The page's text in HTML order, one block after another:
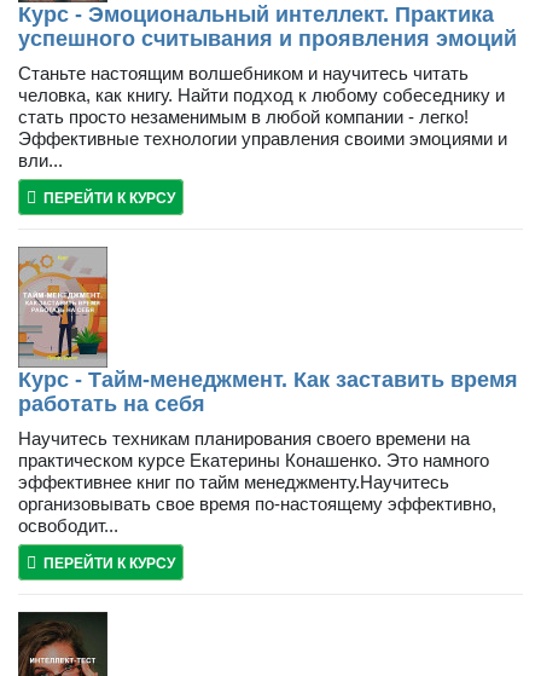
Курс - Эмоциональный интеллект. Практика
успешного считывания и проявления эмоций
Станьте настоящим волшебником и научитесь читать
человка, как книгу. Найти подход к любому собеседнику и
стать просто незаменимым в любой компании - легко!
Эффективные технологии управления своими эмоциями и
вли...
ПЕРЕЙТИ К КУРСУ
Курс - Тайм-менеджмент. Как заставить время
работать на себя
Научитесь техникам планирования своего времени на
практическом курсе Екатерины Конашенко. Это намного
эффективнее книг по тайм менеджменту.Научитесь
организовывать свое время по-настоящему эффективно,
освободит...
ПЕРЕЙТИ К КУРСУ